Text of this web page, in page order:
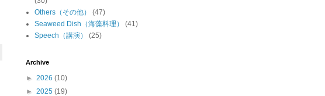
Others（その他）
(47)
Seaweed Dish（海藻料理）
(41)
Speech（講演）
(25)
Archive
► 2026 (10)
► 2025 (19)